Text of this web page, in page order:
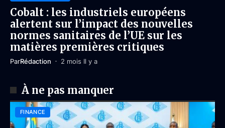
Cobalt : les industriels européens
alertent sur l’impact des nouvelles
normes sanitaires de l’UE sur les
matières premières critiques
ParRédaction 2 mois Il y a
À ne pas manquer
FINANCE